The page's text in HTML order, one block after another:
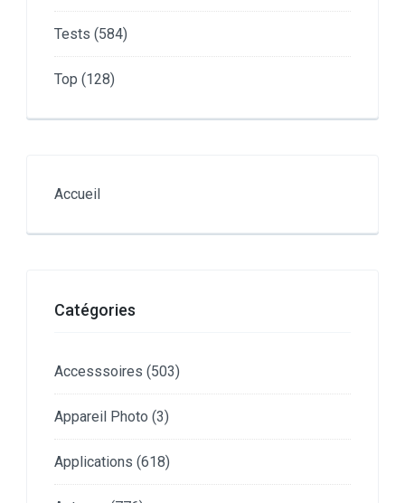
Tests (584)
Top (128)
Accueil
Catégories
Accesssoires (503)
Appareil Photo (3)
Applications (618)